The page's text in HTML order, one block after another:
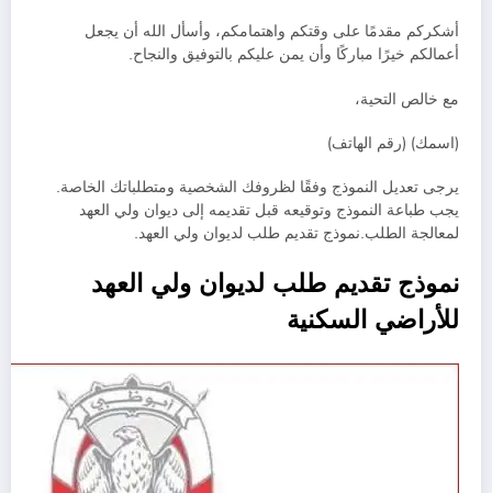
أشكركم مقدمًا على وقتكم واهتمامكم، وأسأل الله أن يجعل
أعمالكم خيرًا مباركًا وأن يمن عليكم بالتوفيق والنجاح.
مع خالص التحية،
(اسمك) (رقم الهاتف)
يرجى تعديل النموذج وفقًا لظروفك الشخصية ومتطلباتك الخاصة.
يجب طباعة النموذج وتوقيعه قبل تقديمه إلى ديوان ولي العهد
لمعالجة الطلب.نموذج تقديم طلب لديوان ولي العهد.
نموذج تقديم طلب لديوان ولي العهد
للأراضي السكنية